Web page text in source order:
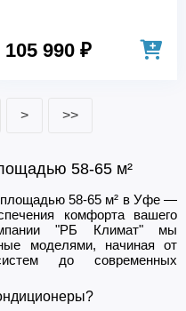
105 990 ₽
> >>
58-65 м²
58-65 м² в Уфе —
комфорта вашего
"РБ Климат" мы
моделями, начиная от
до современных